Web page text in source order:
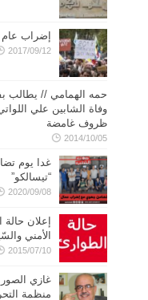
إضراب
2017/09/12
حمه الهمامي // يطالب
وفاة الشابين علي
ظروف غامضة
2014/10/05
غدا يوم
“تيسالكو”
2020/09/08
إعلان
الأمني
2015/07/10
غازي
منظمة